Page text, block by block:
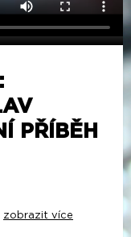
PŘÍBĚH
zobrazit více